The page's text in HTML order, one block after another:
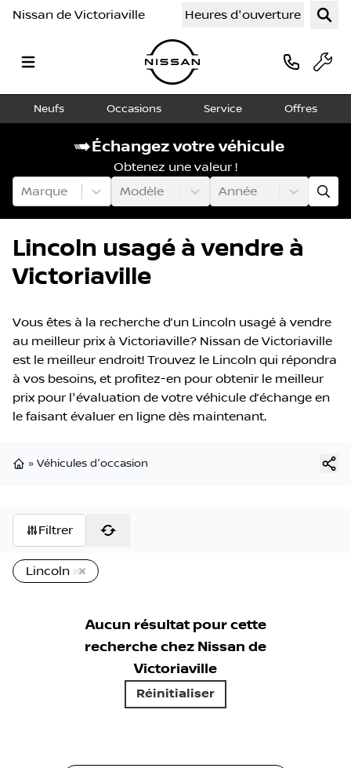
Nissan de Victoriaville Heures d'ouverture
Neufs Occasions Service Offres
Échangez votre véhicule
Obtenez une valeur !
Marque
Modèle Année
Lincoln usagé à vendre à
Victoriaville
Vous êtes à la recherche d’un Lincoln usagé à vendre
au meilleur prix à Victoriaville? Nissan de Victoriaville
est le meilleur endroit! Trouvez le Lincoln qui répondra
à vos besoins, et profitez-en pour obtenir le meilleur
prix pour l'évaluation de votre véhicule d’échange en
le faisant évaluer en ligne dès maintenant.
» Véhicules d'occasion
Filtrer
Lincoln
Aucun résultat pour cette
recherche chez Nissan de
Victoriaville
Réinitialiser